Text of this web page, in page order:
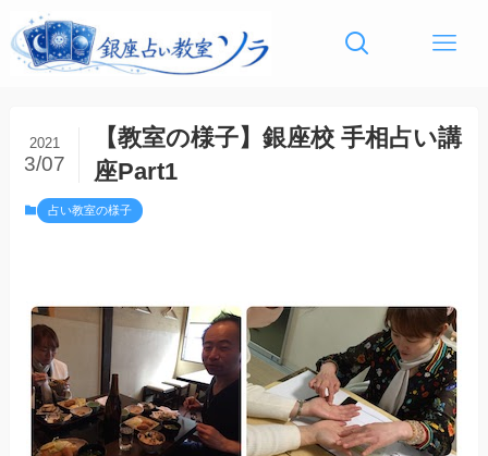
【教室の様子】銀座校 手相占い講
座Part1
2021
3/07
占い教室の様子